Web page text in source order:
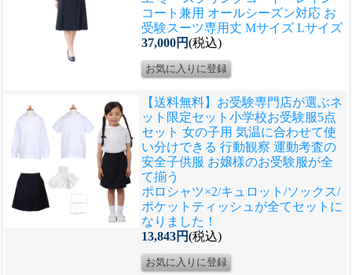
コート兼用 オールシーズン対応 お
受験スーツ専用丈 Mサイズ Lサイズ
37,000円(税込)
【送料無料】お受験専門店が選ぶネ
ット限定セット 小学校お受験服5点
セット 女の子用 気温に合わせて使
い分けできる 行動観察 運動考査の
安全子供服 お嬢様のお受験服が全
て揃う
ポロシャツ×2/キュロット/ソックス/
ポケットティッシュが全てセットに
なりました！
13,843円(税込)